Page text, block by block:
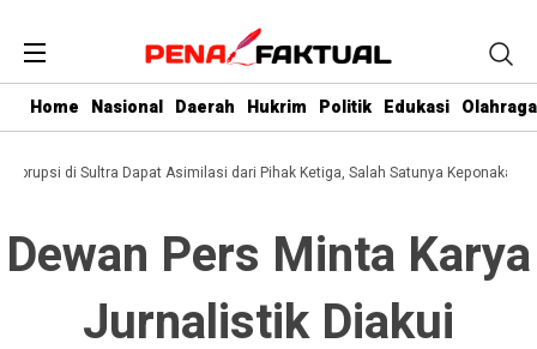
Home Nasional Daerah Hukrim Politik Edukasi Olahraga
Korupsi di Sultra Dapat Asimilasi dari Pihak Ketiga, Salah Satunya Keponakan
Dewan Pers Minta Karya
Jurnalistik Diakui